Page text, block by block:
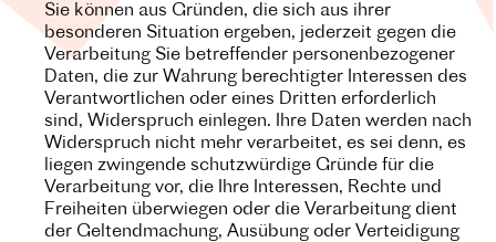
Sie können aus Gründen, die sich aus ihrer
besonderen Situation ergeben, jederzeit gegen die
Verarbeitung Sie betreffender personenbezogener
Daten, die zur Wahrung berechtigter Interessen des
Verantwortlichen oder eines Dritten erforderlich
sind, Widerspruch einlegen. Ihre Daten werden nach
Widerspruch nicht mehr verarbeitet, es sei denn, es
liegen zwingende schutzwürdige Gründe für die
Verarbeitung vor, die Ihre Interessen, Rechte und
Freiheiten überwiegen oder die Verarbeitung dient
der Geltendmachung, Ausübung oder Verteidigung